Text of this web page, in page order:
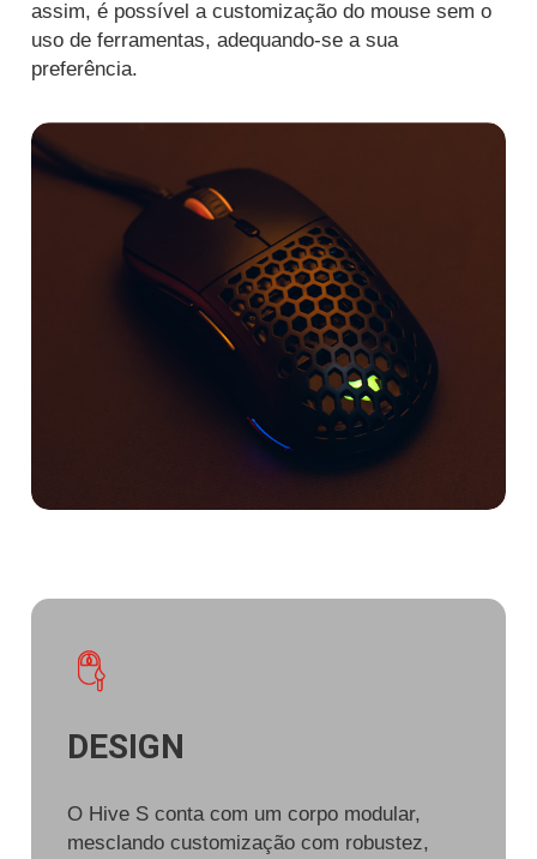
assim, é possível a customização do mouse sem o
uso de ferramentas, adequando-se a sua
preferência.
DESIGN
O Hive S conta com um corpo modular,
mesclando customização com robustez,